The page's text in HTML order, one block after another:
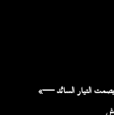
«نحن نُضخّم الأصوات التي لها قيمة، ونروي قصصًا تبدأ من حيث يصمت التيار السائد —